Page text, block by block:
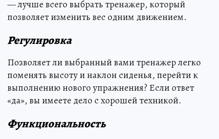
— лучше всего выбрать тренажер, который
позволяет изменить вес одним движением.
Регулировка
Позволяет ли выбранный вами тренажер легко
поменять высоту и наклон сиденья, перейти к
выполнению нового упражнения? Если ответ
«да», вы имеете дело с хорошей техникой.
Функциональность